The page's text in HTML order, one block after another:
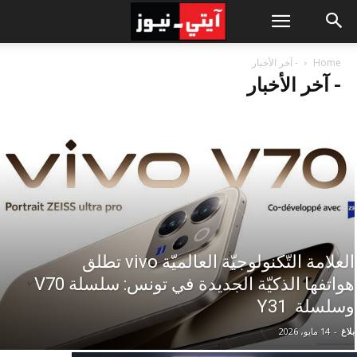
Home - آخر الأخبار
- آخر الأخبار
العلامة التّكنولوجيّة العالميّة vivo تطلق
هواتفها الذكيّة الجديدة في تونس: سلسلة V70
وسلسلة Y31
بلاغ - 14 مايو، 2026